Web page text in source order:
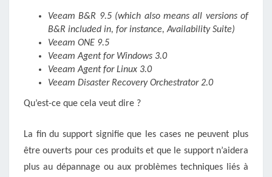
Veeam B&R 9.5 (which also means all versions of
B&R included in, for instance, Availability Suite)
Veeam ONE 9.5
Veeam Agent for Windows 3.0
Veeam Agent for Linux 3.0
Veeam Disaster Recovery Orchestrator 2.0
Qu’est-ce que cela veut dire ?
La fin du support signifie que les cases ne peuvent plus
être ouverts pour ces produits et que le support n’aidera
plus au dépannage ou aux problèmes techniques liés à